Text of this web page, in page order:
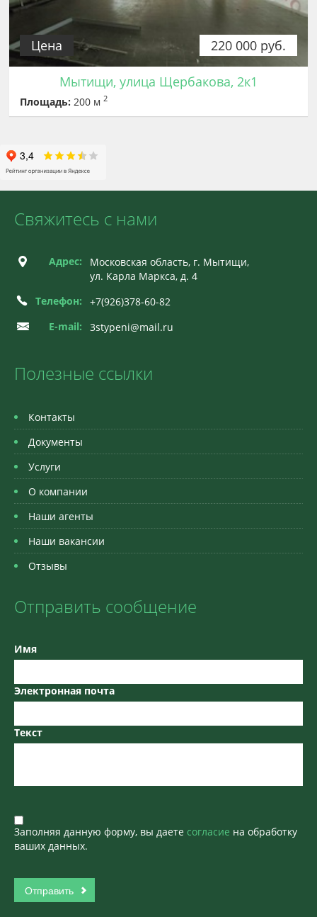
220 000 руб.
Цена
Мытищи, улица Щербакова, 2к1
Площадь: 200 м2
Свяжитесь с нами
Адрес:
Московская область, г. Мытищи,
ул. Карла Маркса, д. 4
Телефон:
+7(926)378-60-82
E-mail:
3stypeni@mail.ru
Полезные ссылки
Контакты
Документы
Услуги
О компании
Наши агенты
Наши вакансии
Отзывы
Отправить сообщение
Имя
Электронная почта
Текст
Заполняя данную форму, вы даете согласие на обработку
ваших данных.